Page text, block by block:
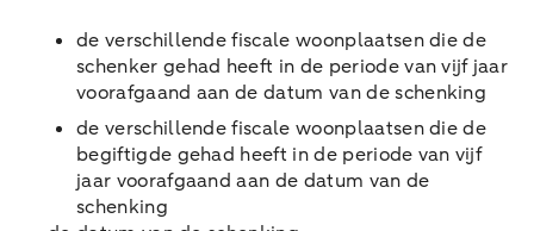
de verschillende fiscale woonplaatsen die de
schenker gehad heeft in de periode van vijf jaar
voorafgaand aan de datum van de schenking
de verschillende fiscale woonplaatsen die de
begiftigde gehad heeft in de periode van vijf
jaar voorafgaand aan de datum van de
schenking